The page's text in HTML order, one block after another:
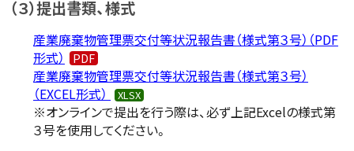
（３）提出書類、様式
産業廃棄物管理票交付等状況報告書（様式第３号）（PDF
形式）
産業廃棄物管理票交付等状況報告書（様式第３号）
（EXCEL形式）
※オンラインで提出を行う際は、必ず上記Excelの様式第
３号を使用してください。